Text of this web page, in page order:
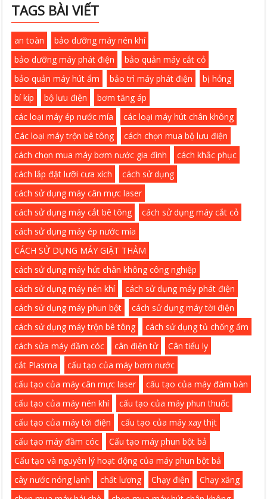
TAGS BÀI VIẾT
an toàn
bảo dưỡng máy nén khí
bảo dưỡng máy phát điện
bảo quản máy cắt cỏ
bảo quản máy hút ẩm
bảo trì máy phát điện
bị hỏng
bí kíp
bộ lưu điện
bơm tăng áp
các loại máy ép nước mía
các loại máy hút chân không
Các loại máy trộn bê tông
cách chọn mua bộ lưu điện
cách chọn mua máy bơm nước gia đình
cách khắc phục
cách lắp đặt lưỡi cưa xích
cách sử dụng
cách sử dụng máy cân mực laser
cách sử dụng máy cắt bê tông
cách sử dụng máy cắt cỏ
cách sử dụng máy ép nước mía
CÁCH SỬ DỤNG MÁY GIẶT THẢM
cách sử dụng máy hút chân không công nghiệp
cách sử dụng máy nén khí
cách sử dụng máy phát điện
cách sử dụng máy phun bột
cách sử dụng máy tời điện
cách sử dụng máy trộn bê tông
cách sử dụng tủ chống ẩm
cách sửa máy đầm cóc
cân điện tử
Cân tiểu ly
cắt Plasma
cấu tạo của máy bơm nước
cấu tạo của máy cân mực laser
cấu tạo của máy đàm bàn
cấu tạo của máy nén khí
cấu tạo của máy phun thuốc
cấu tạo của máy tời điện
cấu tạo của máy xay thịt
cấu tạo máy đầm cóc
Cấu tạo máy phun bột bả
Cấu tạo và nguyên lý hoạt động của máy phun bột bả
cây nước nóng lạnh
chất lượng Chạy điện
Chạy xăng